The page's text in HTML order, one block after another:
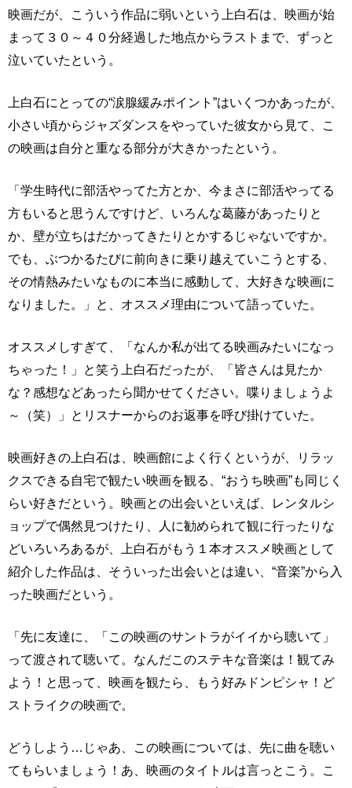
映画だが、こういう作品に弱いという上白石は、映画が始
まって３０～４０分経過した地点からラストまで、ずっと
泣いていたという。
上白石にとっての“涙腺緩みポイント”はいくつかあったが、
小さい頃からジャズダンスをやっていた彼女から見て、こ
の映画は自分と重なる部分が大きかったという。
「学生時代に部活やってた方とか、今まさに部活やってる
方もいると思うんですけど、いろんな葛藤があったりと
か、壁が立ちはだかってきたりとかするじゃないですか。
でも、ぶつかるたびに前向きに乗り越えていこうとする、
その情熱みたいなものに本当に感動して、大好きな映画に
なりました。」と、オススメ理由について語っていた。
オススメしすぎて、「なんか私が出てる映画みたいになっ
ちゃった！」と笑う上白石だったが、「皆さんは見たか
な？感想などあったら聞かせてください。喋りましょうよ
～（笑）」とリスナーからのお返事を呼び掛けていた。
映画好きの上白石は、映画館によく行くというが、リラッ
クスできる自宅で観たい映画を観る、“おうち映画”も同じく
らい好きだという。映画との出会いといえば、レンタルシ
ョップで偶然見つけたり、人に勧められて観に行ったりな
どいろいろあるが、上白石がもう１本オススメ映画として
紹介した作品は、そういった出会いとは違い、“音楽”から入
った映画だという。
「先に友達に、「この映画のサントラがイイから聴いて」
って渡されて聴いて。なんだこのステキな音楽は！観てみ
よう！と思って、映画を観たら、もう好みドンピシャ！ど
ストライクの映画で。
どうしよう…じゃあ、この映画については、先に曲を聴い
てもらいましょう！あ、映画のタイトルは言っとこう。こ